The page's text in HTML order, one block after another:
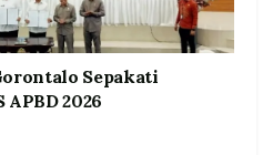
Sepakati
APBD 2026